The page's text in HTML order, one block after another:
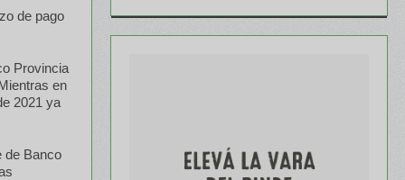
de pago
Provincia
en
2021 ya
de Banco